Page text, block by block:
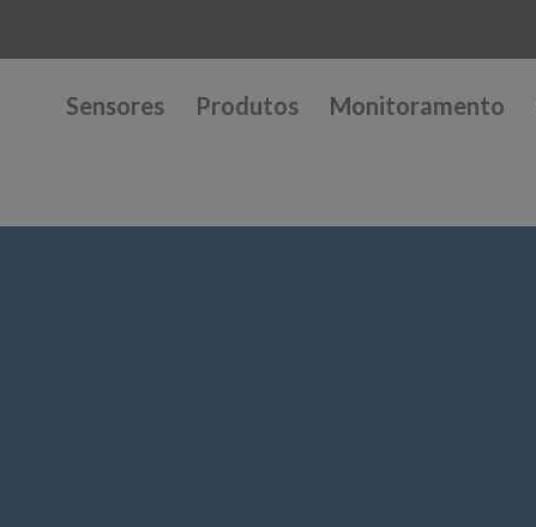
Sensores Produtos Monitoramento